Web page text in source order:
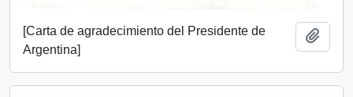
[Carta de agradecimiento del Presidente de
Argentina]